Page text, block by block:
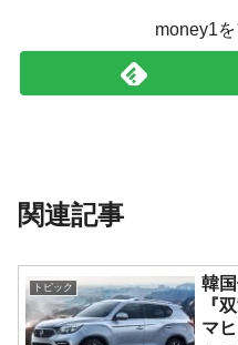
money1
関連記事
トピック
韓
『
マ